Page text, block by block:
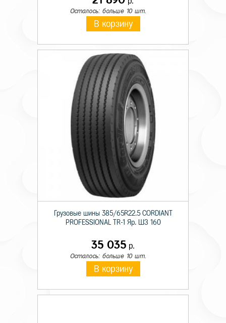
Осталось: больше 10 шт.
В корзину
Грузовые шины 385/65R22.5 CORDIANT
PROFESSIONAL TR-1 Яр. ШЗ 160
35 035 р.
Осталось: больше 10 шт.
В корзину